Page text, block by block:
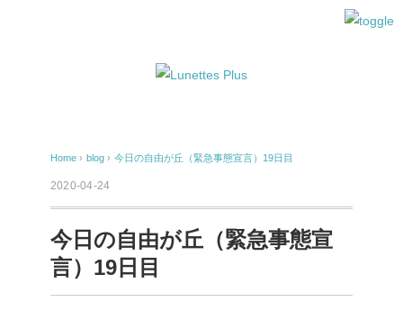
Home › blog › 今日の自由が丘（緊急事態宣言）19日目
2020-04-24
今日の自由が丘（緊急事態宣
言）19日目